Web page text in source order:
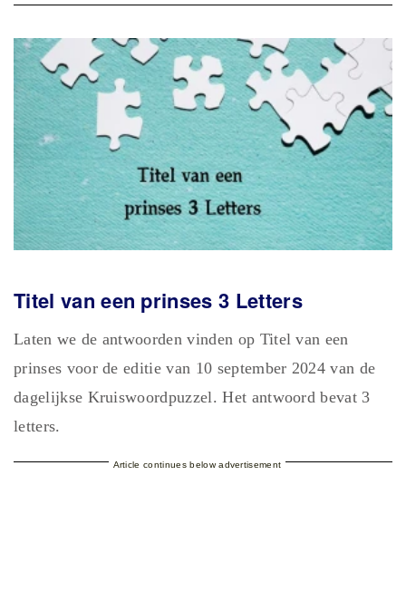
Titel van een prinses 3 Letters
Laten we de antwoorden vinden op Titel van een
prinses voor de editie van 10 september 2024 van de
dagelijkse Kruiswoordpuzzel. Het antwoord bevat 3
letters.
Article continues below advertisement